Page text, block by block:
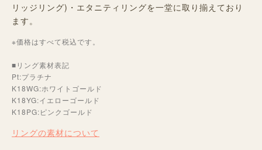
リッジリング)・エタニティリングを一堂に取り揃えており
ます。
※価格はすべて税込です。
■リング素材表記
Pt:プラチナ
K18WG:ホワイトゴールド
K18YG:イエローゴールド
K18PG:ピンクゴールド
リングの素材について